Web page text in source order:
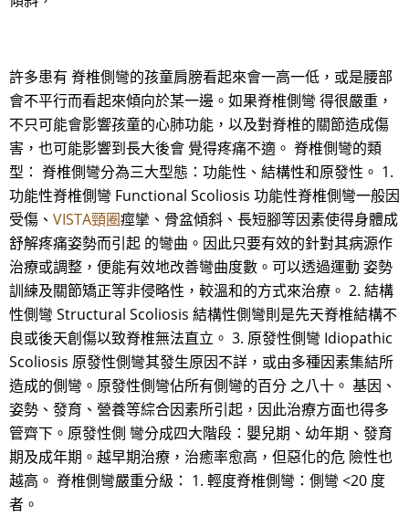
許多患有 脊椎側彎的孩童肩膀看起來會一高一低，或是腰部
會不平行而看起來傾向於某一邊。如果脊椎側彎 得很嚴重，
不只可能會影響孩童的心肺功能，以及對脊椎的關節造成傷
害，也可能影響到長大後會 覺得疼痛不適。 脊椎側彎的類
型： 脊椎側彎分為三大型態：功能性、結構性和原發性。 1.
功能性脊椎側彎 Functional Scoliosis 功能性脊椎側彎一般因
受傷、 VISTA頸圈痙攣、骨盆傾斜、長短腳等因素使得身體成
舒解疼痛姿勢而引起 的彎曲。因此只要有效的針對其病源作
治療或調整，便能有效地改善彎曲度數。可以透過運動 姿勢
訓練及關節矯正等非侵略性，較溫和的方式來治療。 2. 結構
性側彎 Structural Scoliosis 結構性側彎則是先天脊椎結構不
良或後天創傷以致脊椎無法直立。 3. 原發性側彎 Idiopathic
Scoliosis 原發性側彎其發生原因不詳，或由多種因素集結所
造成的側彎。原發性側彎佔所有側彎的百分 之八十。 基因、
姿勢、發育、營養等綜合因素所引起，因此治療方面也得多
管齊下。原發性側 彎分成四大階段：嬰兒期、幼年期、發育
期及成年期。越早期治療，治癒率愈高，但惡化的危 險性也
越高。 脊椎側彎嚴重分級： 1. 輕度脊椎側彎：側彎 <20 度
者。